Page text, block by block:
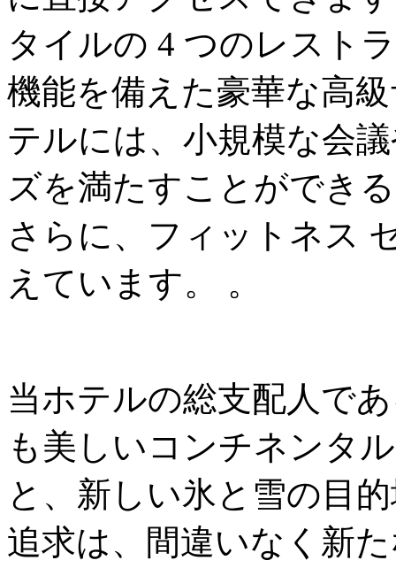
タイルの 4 つのレスト
機能を備えた豪華な高
テルには、小規模な会
ズを満たすことができ
さらに、フィットネス
えています。 。
当ホテルの総支配人で
も美しいコンチネンタ
と、新しい氷と雪の目
追求は、間違いなく新